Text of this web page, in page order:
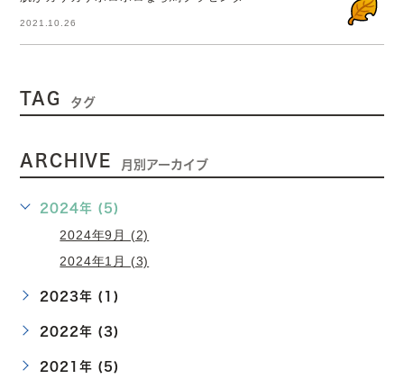
2021.10.26
TAG タグ
ARCHIVE 月別アーカイブ
2024年 (5)
2024年9月 (2)
2024年1月 (3)
2023年 (1)
2022年 (3)
2021年 (5)